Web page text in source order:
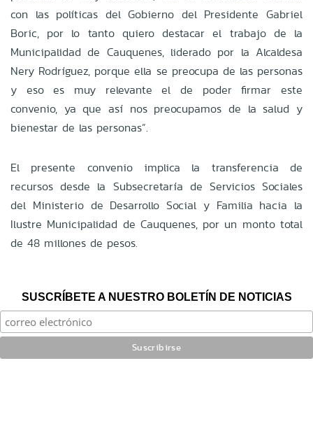
con las políticas del Gobierno del Presidente Gabriel
Boric, por lo tanto quiero destacar el trabajo de la
Municipalidad de Cauquenes, liderado por la Alcaldesa
Nery Rodríguez, porque ella se preocupa de las personas
y eso es muy relevante el de poder firmar este
convenio, ya que así nos preocupamos de la salud y
bienestar de las personas”.
El presente convenio implica la transferencia de
recursos desde la Subsecretaría de Servicios Sociales
del Ministerio de Desarrollo Social y Familia hacia la
Ilustre Municipalidad de Cauquenes, por un monto total
de 48 millones de pesos.
SUSCRÍBETE A NUESTRO BOLETÍN DE NOTICIAS